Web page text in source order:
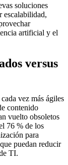
soluciones
escalabilidad,
artificial y el
versus
vez más ágiles
contenido
vuelto obsoletos
76 % de los
para
puedan reducir
TI.